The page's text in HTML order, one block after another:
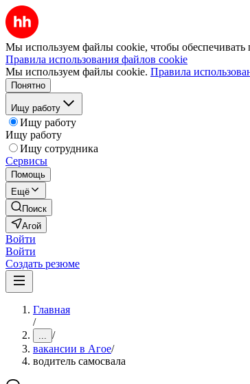
Мы используем файлы cookie, чтобы обеспечивать
Правила использования файлов cookie
Мы используем файлы cookie. Правила
Понятно
Ищу работу
Ищу работу
Ищу работу
Ищу сотрудника
Сервисы
Помощь
Ещё
Поиск
Агой
Войти
Войти
Создать резюме
Главная
/
... /
вакансии в Агое/
водитель самосвала